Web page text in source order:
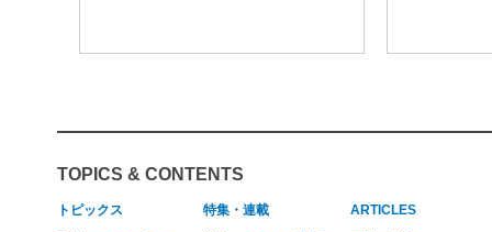
TOPICS & CONTENTS
トピックス 特集・連載 ARTICLES